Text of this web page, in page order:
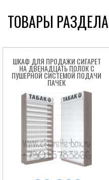
Box
ТОВАРЫ РАЗДЕЛА
ШКАФ ДЛЯ ПРОДАЖИ СИГАРЕТ
НА ДВЕНАДЦАТЬ ПОЛОК С
ПУШЕРНОЙ СИСТЕМОЙ ПОДАЧИ
ПАЧЕК